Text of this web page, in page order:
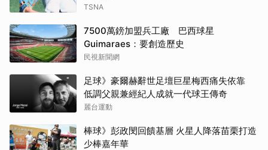
TSNA
7500萬鎊加盟兵工廠 巴西球星
Guimaraes：要創造歷史
民視新聞網
足球》豪爾赫辭世足壇巨星梅西痛失依靠
低調父親兼經紀人成就一代球王傳奇
麗台運動
棒球》彭政閔回饋基層 火星人降落苗栗打造
少棒嘉年華